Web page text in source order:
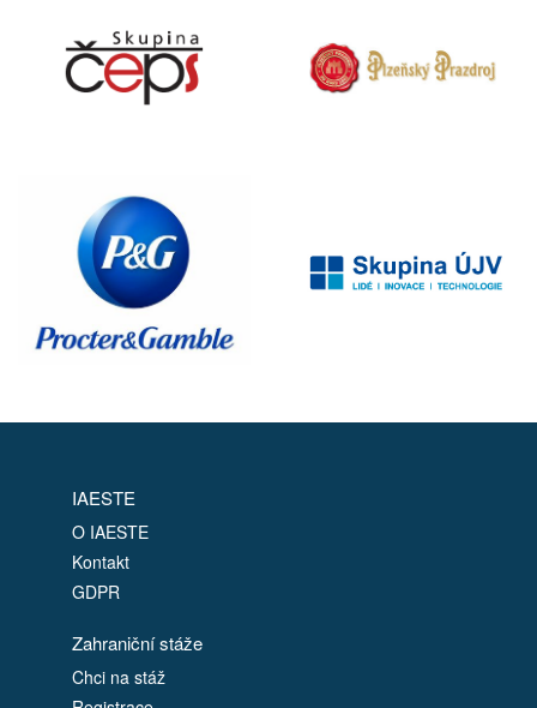
IAESTE
O IAESTE
Kontakt
GDPR
Zahraniční stáže
Chci na stáž